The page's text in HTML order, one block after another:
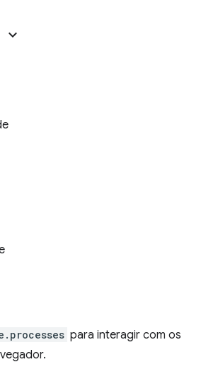
para interagir com os